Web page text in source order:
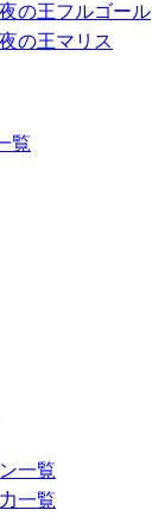
の王フルゴール
の王マリス
覧
一覧
一覧